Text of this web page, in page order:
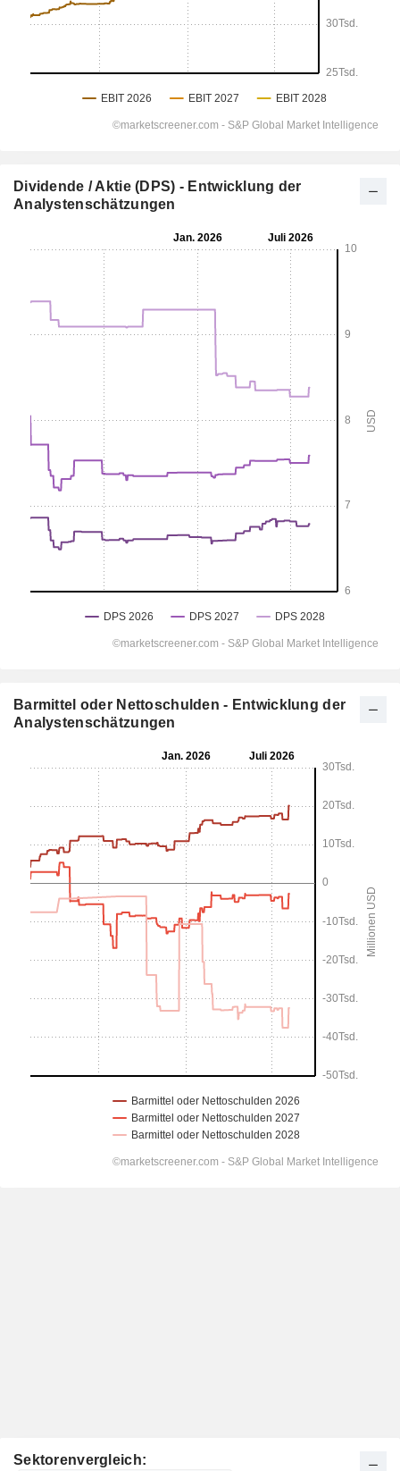
Dividende / Aktie (DPS) - Entwicklung der
Analystenschätzungen
Barmittel oder Nettoschulden - Entwicklung der
Analystenschätzungen
Sektorenvergleich: